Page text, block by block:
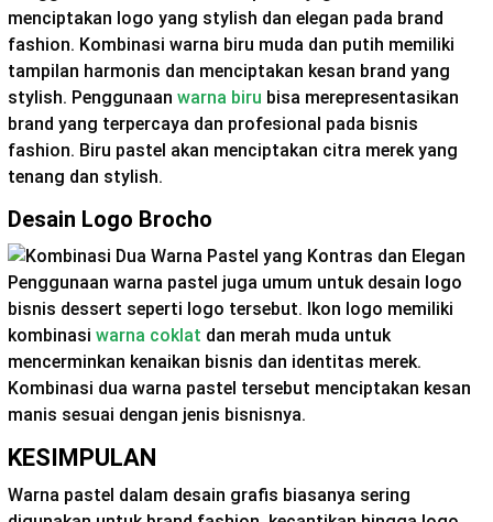
menciptakan logo yang stylish dan elegan pada brand
fashion. Kombinasi warna biru muda dan putih memiliki
tampilan harmonis dan menciptakan kesan brand yang
stylish. Penggunaan warna biru bisa merepresentasikan
brand yang terpercaya dan profesional pada bisnis
fashion. Biru pastel akan menciptakan citra merek yang
tenang dan stylish.
Desain Logo Brocho
Penggunaan warna pastel juga umum untuk desain logo
bisnis dessert seperti logo tersebut. Ikon logo memiliki
kombinasi warna coklat dan merah muda untuk
mencerminkan kenaikan bisnis dan identitas merek.
Kombinasi dua warna pastel tersebut menciptakan kesan
manis sesuai dengan jenis bisnisnya.
KESIMPULAN
Warna pastel dalam desain grafis biasanya sering